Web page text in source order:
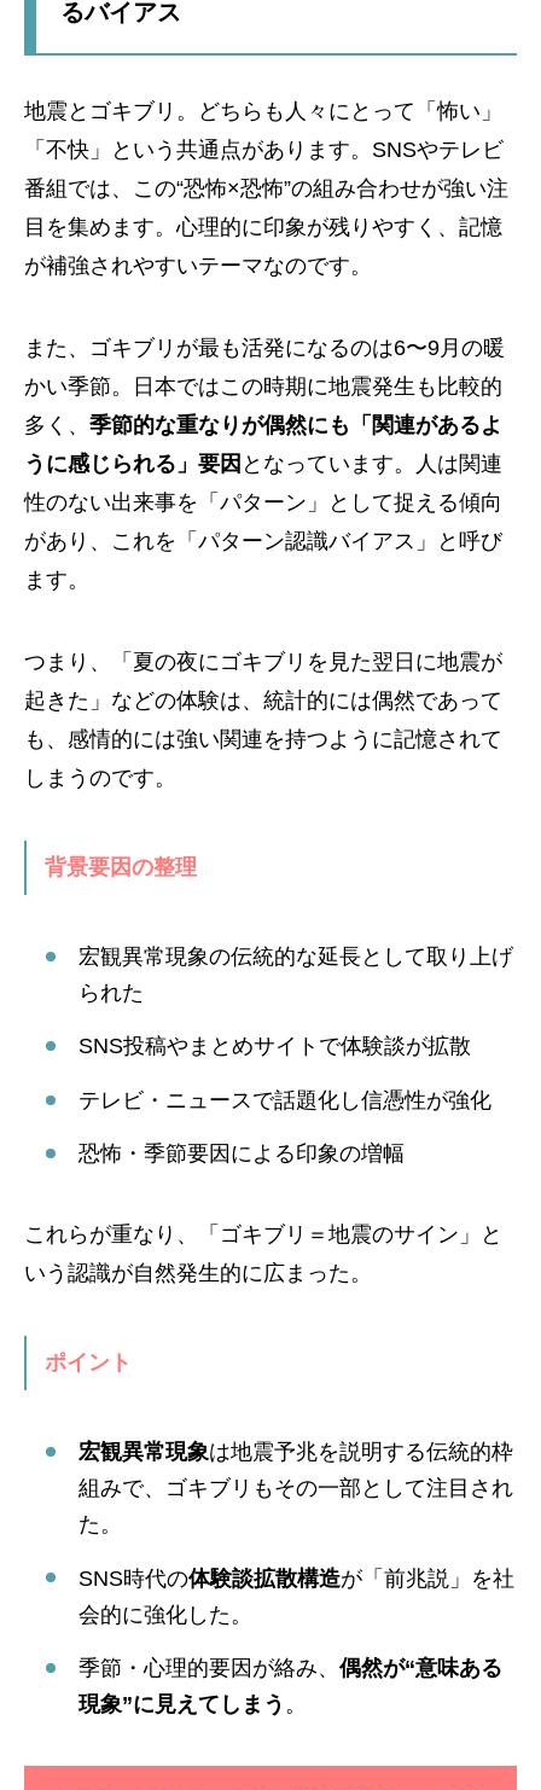
るバイアス
地震とゴキブリ。どちらも人々にとって「怖い」
「不快」という共通点があります。SNSやテレビ
番組では、この“恐怖×恐怖”の組み合わせが強い注
目を集めます。心理的に印象が残りやすく、記憶
が補強されやすいテーマなのです。
また、ゴキブリが最も活発になるのは6〜9月の暖
かい季節。日本ではこの時期に地震発生も比較的
多く、 季節的な重なりが偶然にも「関連があるよ
うに感じられる」要因 となっています。人は関連
性のない出来事を「パターン」として捉える傾向
があり、これを「パターン認識バイアス」と呼び
ます。
つまり、「夏の夜にゴキブリを見た翌日に地震が
起きた」などの体験は、統計的には偶然であって
も、感情的には強い関連を持つように記憶されて
しまうのです。
背景要因の整理
宏観異常現象の伝統的な延長として取り上げ
られた
SNS投稿やまとめサイトで体験談が拡散
テレビ・ニュースで話題化し信憑性が強化
恐怖・季節要因による印象の増幅
これらが重なり、「ゴキブリ＝地震のサイン」と
いう認識が自然発生的に広まった。
ポイント
宏観異常現象は地震予兆を説明する伝統的枠
組みで、ゴキブリもその一部として注目され
た。
SNS時代の体験談拡散構造が「前兆説」を社
会的に強化した。
季節・心理的要因が絡み、 偶然が“意味ある
現象”に見えてしまう 。